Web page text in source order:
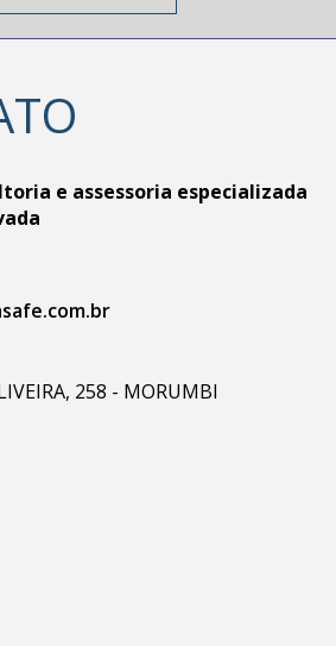
e assessoria especializada
258 - MORUMBI